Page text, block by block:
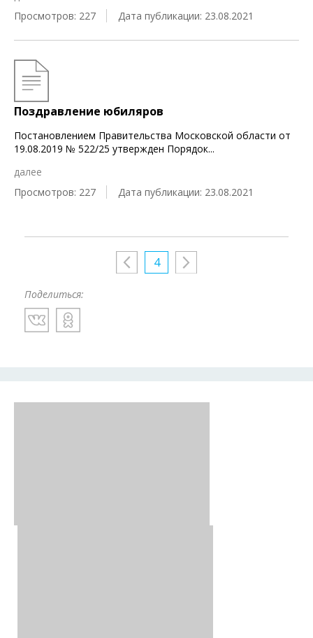
Просмотров: 227
Дата публикации: 23.08.2021
Поздравление юбиляров
Постановлением Правительства Московской области от
19.08.2019 № 522/25 утвержден Порядок...
далее
Просмотров: 227
Дата публикации: 23.08.2021
4
Поделиться: